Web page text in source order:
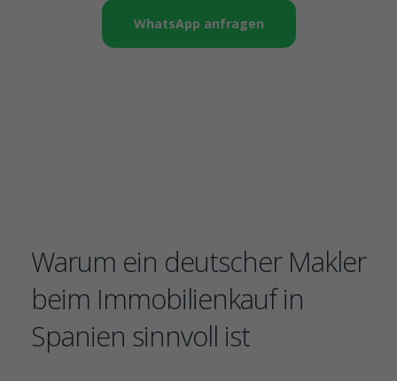
WhatsApp anfragen
Warum ein deutscher Makler
beim Immobilienkauf in
Spanien sinnvoll ist